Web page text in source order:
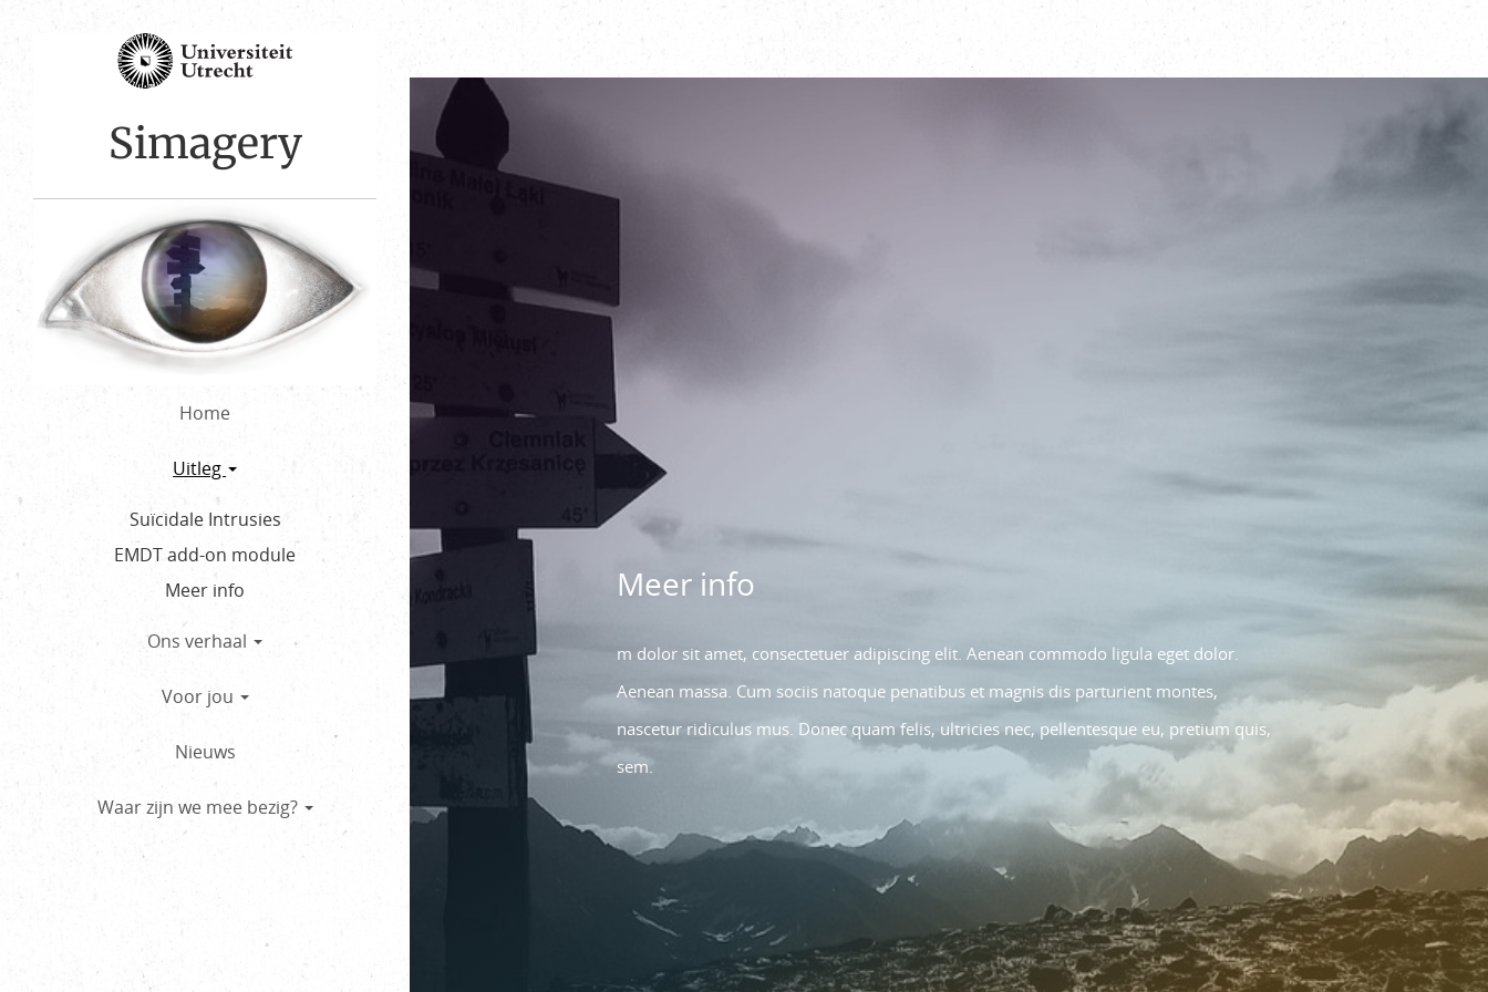
Simagery
Home
Uitleg
Suïcidale Intrusies
EMDT add-on module
Meer info
Ons verhaal
Voor jou
Nieuws
Waar zijn we mee bezig?
content
Meer info
m dolor sit amet, consectetuer adipiscing elit. Aenean commodo ligula eget dolor.
Aenean massa. Cum sociis natoque penatibus et magnis dis parturient montes,
nascetur ridiculus mus. Donec quam felis, ultricies nec, pellentesque eu, pretium quis,
sem.